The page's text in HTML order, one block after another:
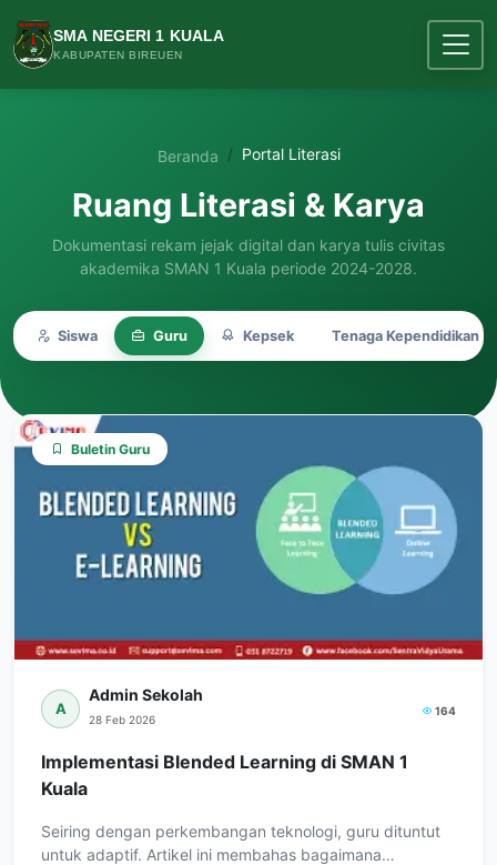
SMA NEGERI 1 KUALA
KABUPATEN BIREUEN
Beranda Portal Literasi
Ruang Literasi & Karya
Dokumentasi rekam jejak digital dan karya tulis civitas
akademika SMAN 1 Kuala periode 2024-2028.
Siswa Guru Kepsek Tenaga Kependidikan
Buletin Guru
A
Admin Sekolah
28 Feb 2026
164
Implementasi Blended Learning di SMAN 1
Kuala
Seiring dengan perkembangan teknologi, guru dituntut
untuk adaptif. Artikel ini membahas bagaimana…